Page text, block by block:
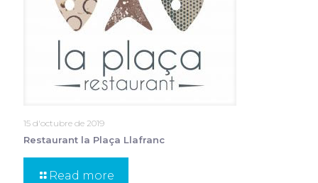
15 d'octubre de 2019
Restaurant la Plaça Llafranc
Read more